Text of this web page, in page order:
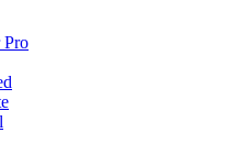
Pro